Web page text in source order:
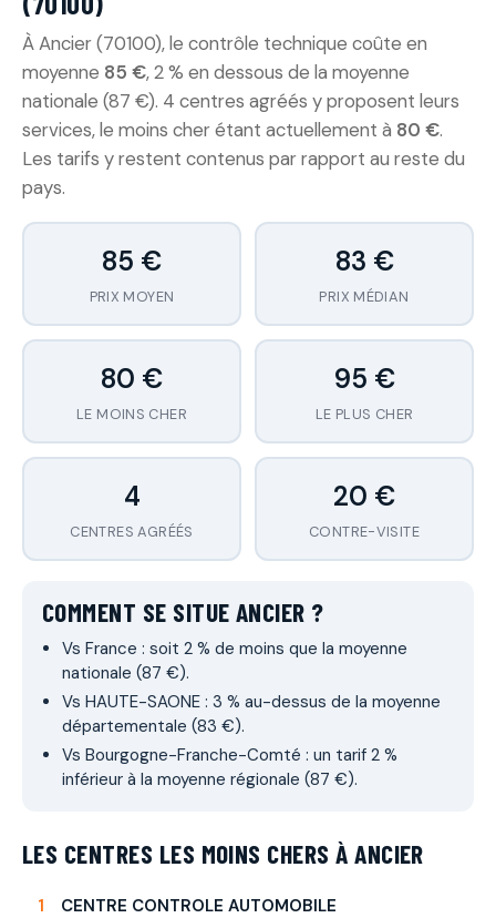
À Ancier (70100), le contrôle technique coûte en
moyenne 85 €, 2 % en dessous de la moyenne
nationale (87 €). 4 centres agréés y proposent leurs
services, le moins cher étant actuellement à 80 €.
Les tarifs y restent contenus par rapport au reste du
pays.
85 €
PRIX MOYEN
83 €
PRIX MÉDIAN
80 €
LE MOINS CHER
95 €
LE PLUS CHER
4
CENTRES AGRÉÉS
20 €
CONTRE-VISITE
COMMENT SE SITUE ANCIER ?
Vs France : soit 2 % de moins que la moyenne
nationale (87 €).
Vs HAUTE-SAONE : 3 % au-dessus de la moyenne
départementale (83 €).
Vs Bourgogne-Franche-Comté : un tarif 2 %
inférieur à la moyenne régionale (87 €).
LES CENTRES LES MOINS CHERS À ANCIER
CENTRE CONTROLE AUTOMOBILE